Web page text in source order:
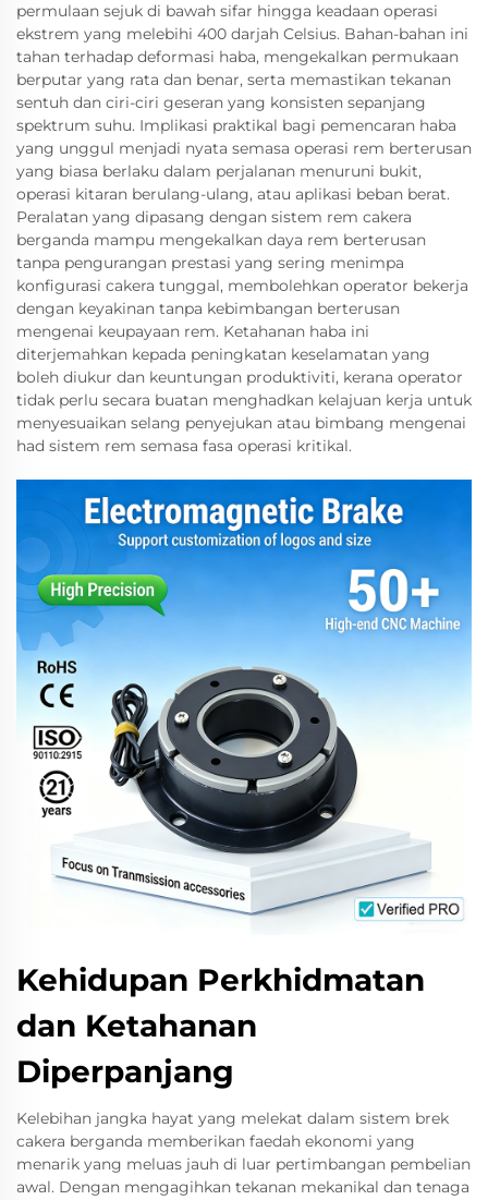
permulaan sejuk di bawah sifar hingga keadaan operasi
ekstrem yang melebihi 400 darjah Celsius. Bahan-bahan ini
tahan terhadap deformasi haba, mengekalkan permukaan
berputar yang rata dan benar, serta memastikan tekanan
sentuh dan ciri-ciri geseran yang konsisten sepanjang
spektrum suhu. Implikasi praktikal bagi pemencaran haba
yang unggul menjadi nyata semasa operasi rem berterusan
yang biasa berlaku dalam perjalanan menuruni bukit,
operasi kitaran berulang-ulang, atau aplikasi beban berat.
Peralatan yang dipasang dengan sistem rem cakera
berganda mampu mengekalkan daya rem berterusan
tanpa pengurangan prestasi yang sering menimpa
konfigurasi cakera tunggal, membolehkan operator bekerja
dengan keyakinan tanpa kebimbangan berterusan
mengenai keupayaan rem. Ketahanan haba ini
diterjemahkan kepada peningkatan keselamatan yang
boleh diukur dan keuntungan produktiviti, kerana operator
tidak perlu secara buatan menghadkan kelajuan kerja untuk
menyesuaikan selang penyejukan atau bimbang mengenai
had sistem rem semasa fasa operasi kritikal.
Kehidupan Perkhidmatan
dan Ketahanan
Diperpanjang
Kelebihan jangka hayat yang melekat dalam sistem brek
cakera berganda memberikan faedah ekonomi yang
menarik yang meluas jauh di luar pertimbangan pembelian
awal. Dengan mengagihkan tekanan mekanikal dan tenaga